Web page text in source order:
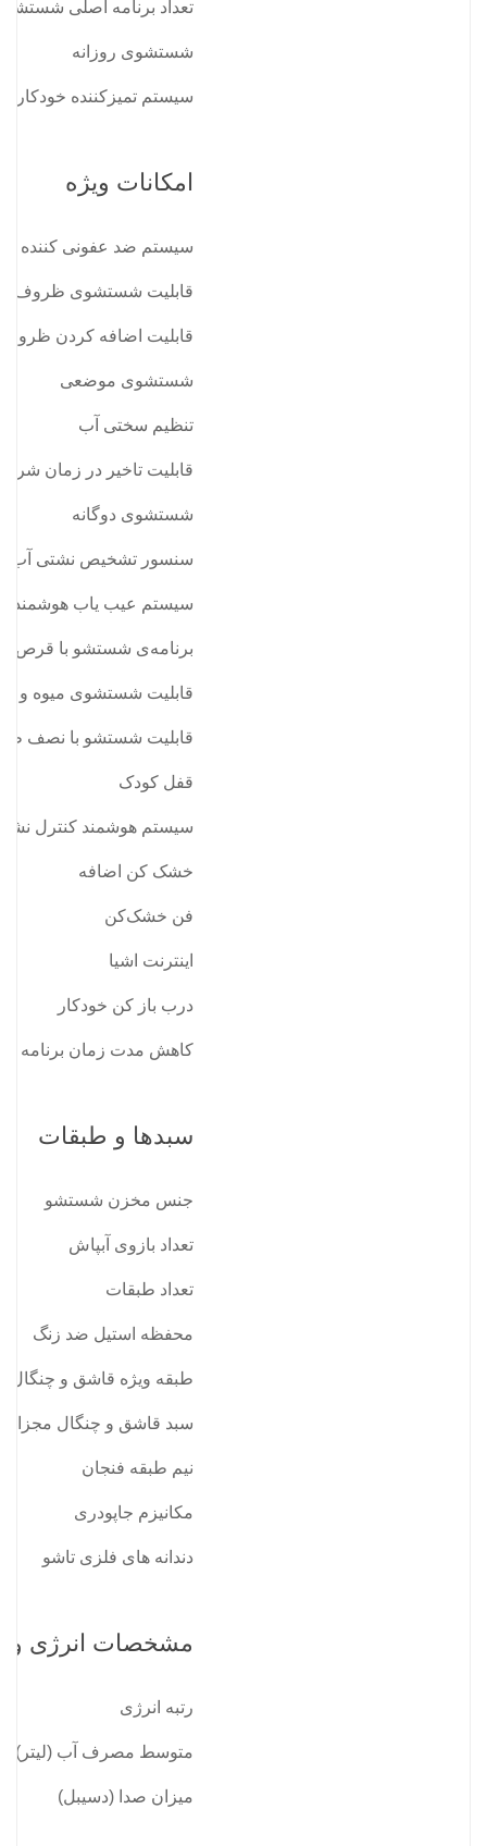
تعداد برنامه اصلی شستشو
شستشوی روزانه
سیستم تمیز‌کننده خودکار
امکانات ویژه
سیستم ضد عفونی کننده
قابلیت شستشوی ظروف
قابلیت اضافه کردن ظروف
شستشوی موضعی
تنظیم سختی آب
قابلیت تاخیر در زمان
شستشوی دوگانه
سنسور تشخیص نشتی آب
سیستم عیب یاب هوشمند
برنامه‌ی شستشو با قرص
قابلیت شستشوی میوه و
قابلیت شستشو با نصف
قفل کودک
سیستم هوشمند کنترل
خشک کن اضافه
فن خشک‌کن
اینترنت اشیا
درب باز کن خودکار
کاهش مدت زمان برنامه
سبدها و طبقات
جنس مخزن شستشو
تعداد بازوی آبپاش
تعداد طبقات
محفظه استیل ضد زنگ
طبقه ویژه قاشق و چنگال
سبد قاشق و چنگال مجزا
نیم طبقه فنجان
مکانیزم جاپودری
دندانه های فلزی تاشو
مشخصات انرژی و
رتبه انرژی
متوسط مصرف آب (لیتر)
میزان صدا (دسیبل)